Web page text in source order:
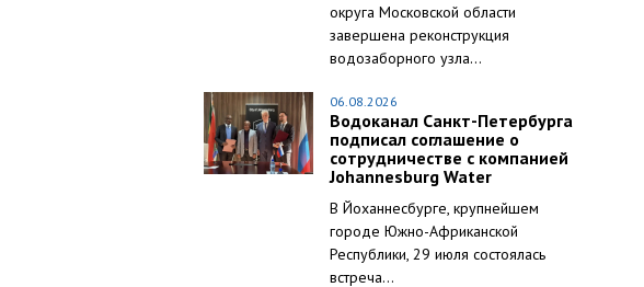
округа Московской области
завершена реконструкция
водозаборного узла...
06.08.2026
Водоканал Санкт-Петербурга
подписал соглашение о
сотрудничестве с компанией
Johannesburg Water
В Йоханнесбурге, крупнейшем
городе Южно-Африканской
Республики, 29 июля состоялась
встреча...